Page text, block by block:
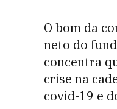
O bom da
neto do
concentra
crise na
covid-19 e